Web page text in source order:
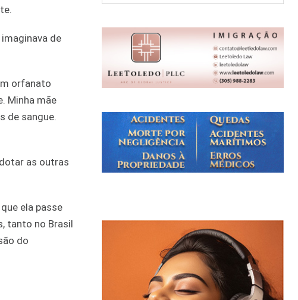
de
orfanato
Minha mãe
de sangue.
as outras
ela passe
tanto no Brasil
do